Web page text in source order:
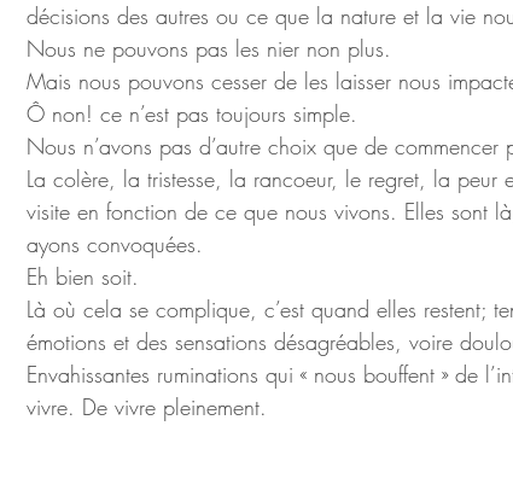
décisions des autres ou ce que la nature et la vie
Nous ne pouvons pas les nier non plus.
Mais nous pouvons cesser de les laisser nous
Ô non! ce n’est pas toujours simple.
Nous n’avons pas d’autre choix que de commencer
La colère, la tristesse, la rancoeur, le regret, la peur
visite en fonction de ce que nous vivons. Elles sont
ayons convoquées.
Eh bien soit.
Là où cela se complique, c’est quand elles restent;
émotions et des sensations désagréables, voire
Envahissantes ruminations qui « nous bouffent » de
vivre. De vivre pleinement.